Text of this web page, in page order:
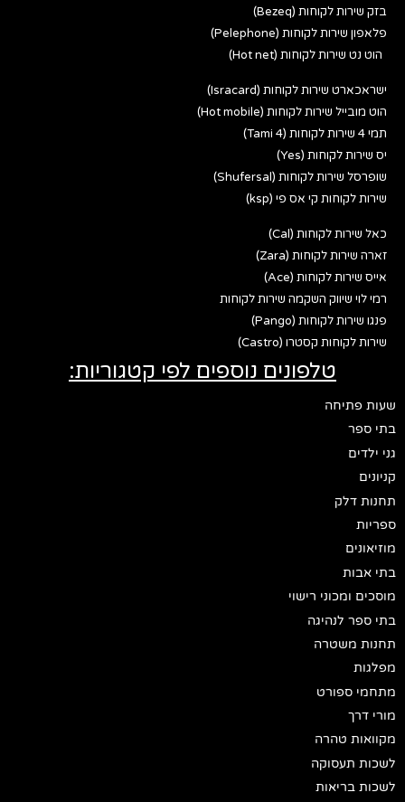
בזק שירות לקוחות (Bezeq)
פלאפון שירות לקוחות (Pelephone)
הוט נט שירות לקוחות (Hot net)
ישראכארט שירות לקוחות (Isracard)
הוט מובייל שירות לקוחות (Hot mobile)
תמי 4 שירות לקוחות (Tami 4)
יס שירות לקוחות (Yes)
שופרסל שירות לקוחות (Shufersal)
שירות לקוחות קי אס פי (ksp)
כאל שירות לקוחות (Cal)
זארה שירות לקוחות (Zara)
אייס שירות לקוחות (Ace)
רמי לוי שיווק השקמה שירות לקוחות
פנגו שירות לקוחות (Pango)
שירות לקוחות קסטרו (Castro)
טלפונים נוספים לפי קטגוריות:
שעות פתיחה
בתי ספר
גני ילדים
קניונים
תחנות דלק
ספריות
מוזיאונים
בתי אבות
מוסכים ומכוני רישוי
בתי ספר לנהיגה
תחנות משטרה
מפלגות
מתחמי ספורט
מורי דרך
מקוואות טהרה
לשכות תעסוקה
לשכות בריאות